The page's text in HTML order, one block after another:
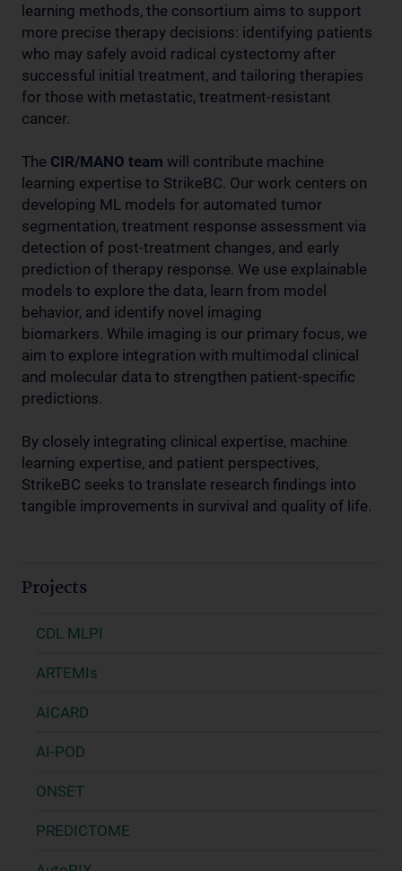
learning methods, the consortium aims to support
more precise therapy decisions: identifying patients
who may safely avoid radical cystectomy after
successful initial treatment, and tailoring therapies
for those with metastatic, treatment-resistant
cancer.
The CIR/MANO team will contribute machine
learning expertise to StrikeBC. Our work centers on
developing ML models for automated tumor
segmentation, treatment response assessment via
detection of post-treatment changes, and early
prediction of therapy response. We use explainable
models to explore the data, learn from model
behavior, and identify novel imaging
biomarkers. While imaging is our primary focus, we
aim to explore integration with multimodal clinical
and molecular data to strengthen patient-specific
predictions.
By closely integrating clinical expertise, machine
learning expertise, and patient perspectives,
StrikeBC seeks to translate research findings into
tangible improvements in survival and quality of life.
Projects
CDL MLPI
ARTEMIs
AICARD
AI-POD
ONSET
PREDICTOME